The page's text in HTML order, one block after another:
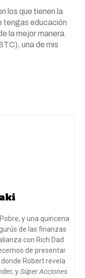
los que tienen la
tengas educación
la mejor manera.
una de mis
y una quincena
de las finanzas
con Rich Dad
de presentar
Robert revela
ySúper Acciones